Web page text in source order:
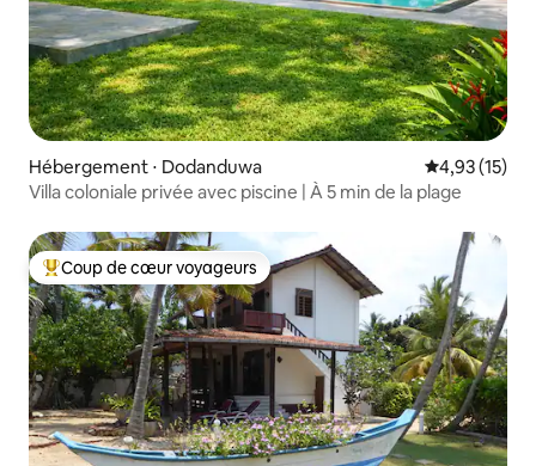
Hébergement ⋅ Dodanduwa Évaluation
4,93 (15)
Villa coloniale privée avec piscine | À 5 min de la plage
Coups de cœur voyageurs les plus appréciés
Coup de cœur voyageurs